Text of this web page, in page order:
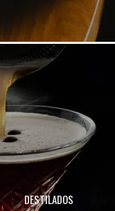
DESTILADOS